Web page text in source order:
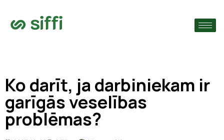
›
Ko darīt, ja darbiniekam ir
garīgās veselības
problēmas?